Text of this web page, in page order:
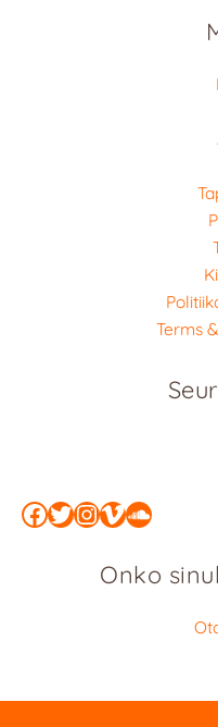
Terms
Facebook
Twitter
Instagram
Vimeo
Onko